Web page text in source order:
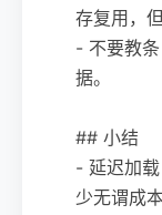
存复用，
- 不要教
据。
## 小结
- 延迟加
少无谓成